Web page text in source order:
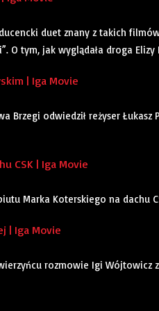
duet znany z takich
O tym, jak wyglądała droga Elizy
| Iga Movie
Brzegi odwiedził reżyser
CSK | Iga Movie
Marka Koterskiego na dachu
| Iga Movie
rozmowie Igi Wójtowicz